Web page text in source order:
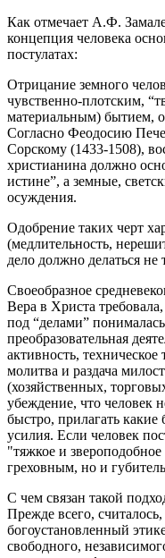
Как отмечает А.Ф.
концепция человека
постулатах:
Отрицание земного
чувственно-плотским,
материальным) бытием,
Согласно Феодосию
Сорскому (1433-1508),
христианина должно
истине”, а земные,
осуждения.
Одобрение таких черт
(медлительность,
дело должно делаться
Своеобразное
Вера в Христа
под “делами”
преобразовательная
активность,
молитва и раздача
(хозяйственных,
убеждение, что человек
быстро, прилагать
усилия. Если человек
"тяжкое и
греховным, но и
С чем связан такой
Прежде всего,
богоустановленный
свободного,